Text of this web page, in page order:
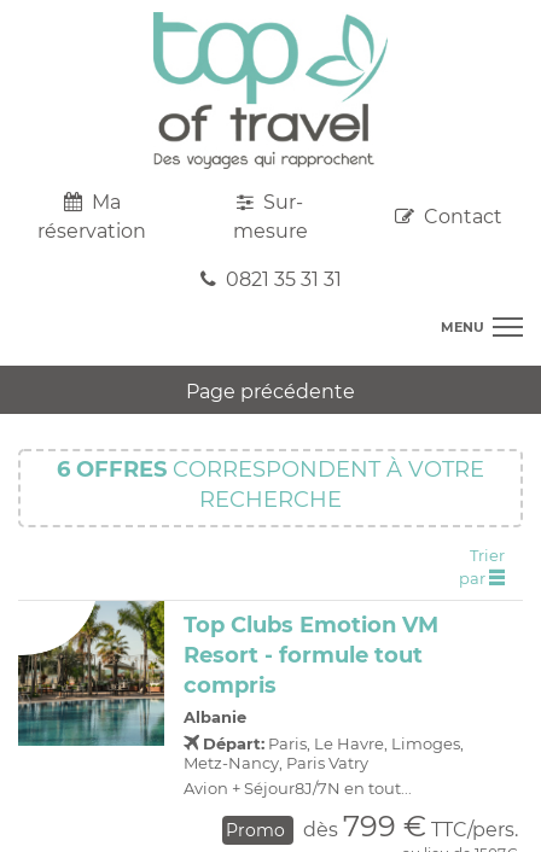
Ma
réservation
Sur-
mesure
Contact
0821 35 31 31
MENU
DESTINATIONS
AU DEPART DE CHEZ VOUS
SEJOURS
CIRCUITS
Page précédente
6 OFFRES CORRESPONDENT À VOTRE
RECHERCHE
Trier
par
Top Clubs Emotion VM
Resort - formule tout
compris
Albanie
Départ: Paris, Le Havre, Limoges,
Metz-Nancy, Paris Vatry
Avion + Séjour8J/7N en tout...
Promo dès 799 € TTC/pers.